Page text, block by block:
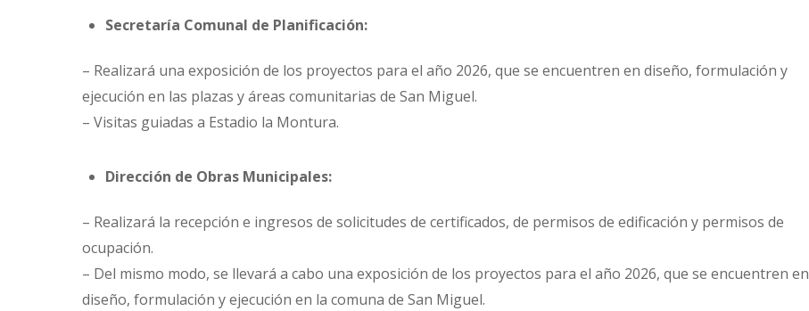
Secretaría Comunal de Planificación:
– Realizará una exposición de los proyectos para el año 2026, que se encuentren en diseño, formulación y
ejecución en las plazas y áreas comunitarias de San Miguel.
– Visitas guiadas a Estadio la Montura.
Dirección de Obras Municipales:
– Realizará la recepción e ingresos de solicitudes de certificados, de permisos de edificación y permisos de
ocupación.
– Del mismo modo, se llevará a cabo una exposición de los proyectos para el año 2026, que se encuentren en
diseño, formulación y ejecución en la comuna de San Miguel.